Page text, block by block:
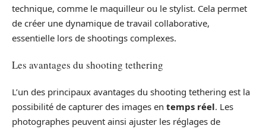
technique, comme le maquilleur ou le stylist. Cela permet
de créer une dynamique de travail collaborative,
essentielle lors de shootings complexes.
Les avantages du shooting tethering
L’un des principaux avantages du shooting tethering est la
possibilité de capturer des images en temps réel. Les
photographes peuvent ainsi ajuster les réglages de